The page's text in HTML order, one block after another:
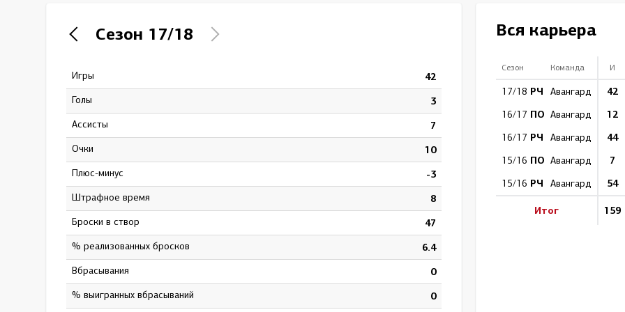
Северсталь
Сезон 17/18
Игры 42
Голы 3
Ассисты 7
Очки 10
Плюс-минус -3
штрафное время 8
Броски в створ 47
% реализованных бросков 6.4
Вбрасывания 0
% выигранных вбрасываний 0
Вся карьера
Сезон Команда И
17/18 РЧ Авангард 42
16/17 ПО Авангард 12
16/17 РЧ Авангард 44
15/16 ПО Авангард 7
15/16 РЧ Авангард 54
Итог 159